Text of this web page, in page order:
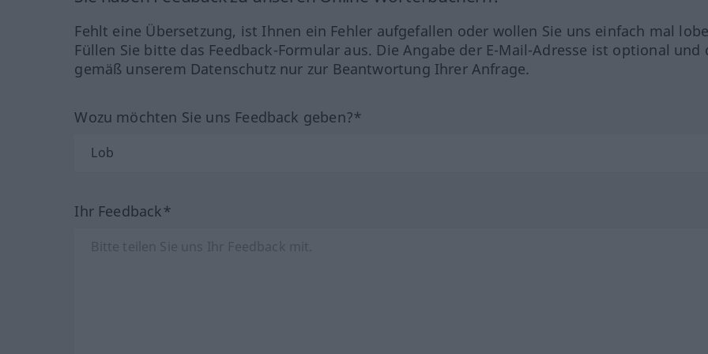
Fehlt eine Übersetzung, ist Ihnen ein Fehler aufgefallen oder wollen Sie uns einfach mal
Füllen Sie bitte das Feedback-Formular aus. Die Angabe der E-Mail-Adresse ist optional und
gemäß unserem Datenschutz nur zur Beantwortung Ihrer Anfrage.
Wozu möchten Sie uns Feedback geben?*
Ihr Feedback*